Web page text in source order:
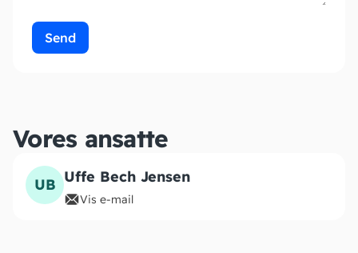
Send
Vores ansatte
UB Uffe Bech Jensen
Vis e-mail